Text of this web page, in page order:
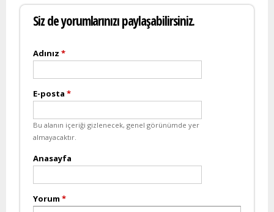
Siz de yorumlarınızı paylaşabilirsiniz.
Adınız *
E-posta *
Bu alanın içeriği gizlenecek, genel görünümde yer
almayacaktır.
Anasayfa
Yorum *